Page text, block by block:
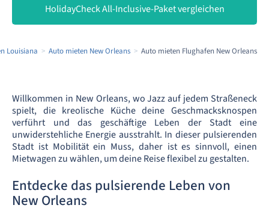
HolidayCheck All-Inclusive-Paket vergleichen
Louisiana Auto mieten New Orleans Auto mieten Flughafen New Orleans
Willkommen in New Orleans, wo Jazz auf jedem Straßeneck
spielt, die kreolische Küche deine Geschmacksknospen
verführt und das geschäftige Leben der Stadt eine
unwiderstehliche Energie ausstrahlt. In dieser pulsierenden
Stadt ist Mobilität ein Muss, daher ist es sinnvoll, einen
Mietwagen zu wählen, um deine Reise flexibel zu gestalten.
Entdecke das pulsierende Leben von
New Orleans